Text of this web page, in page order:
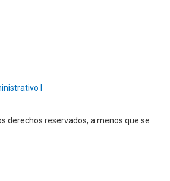
I
derechos reservados, a menos que se